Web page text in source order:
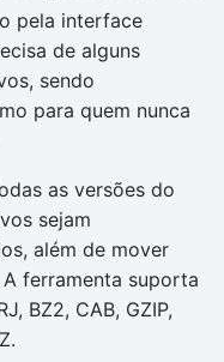
pela interface
de alguns
sendo
para quem nunca
as versões do
sejam
além de mover
ferramenta suporta
BZ2, CAB, GZIP,